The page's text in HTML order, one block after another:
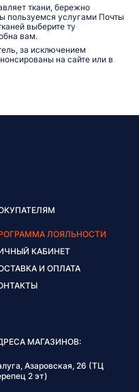
ткани, бережно
пользуемся услугами Почты
выберите ту
вам.
за исключением
на сайте или в
ЛОЯЛЬНОСТИ
КАБИНЕТ
И ОПЛАТА
МАГАЗИНОВ:
Азаровская, 26 (ТЦ
2 эт)